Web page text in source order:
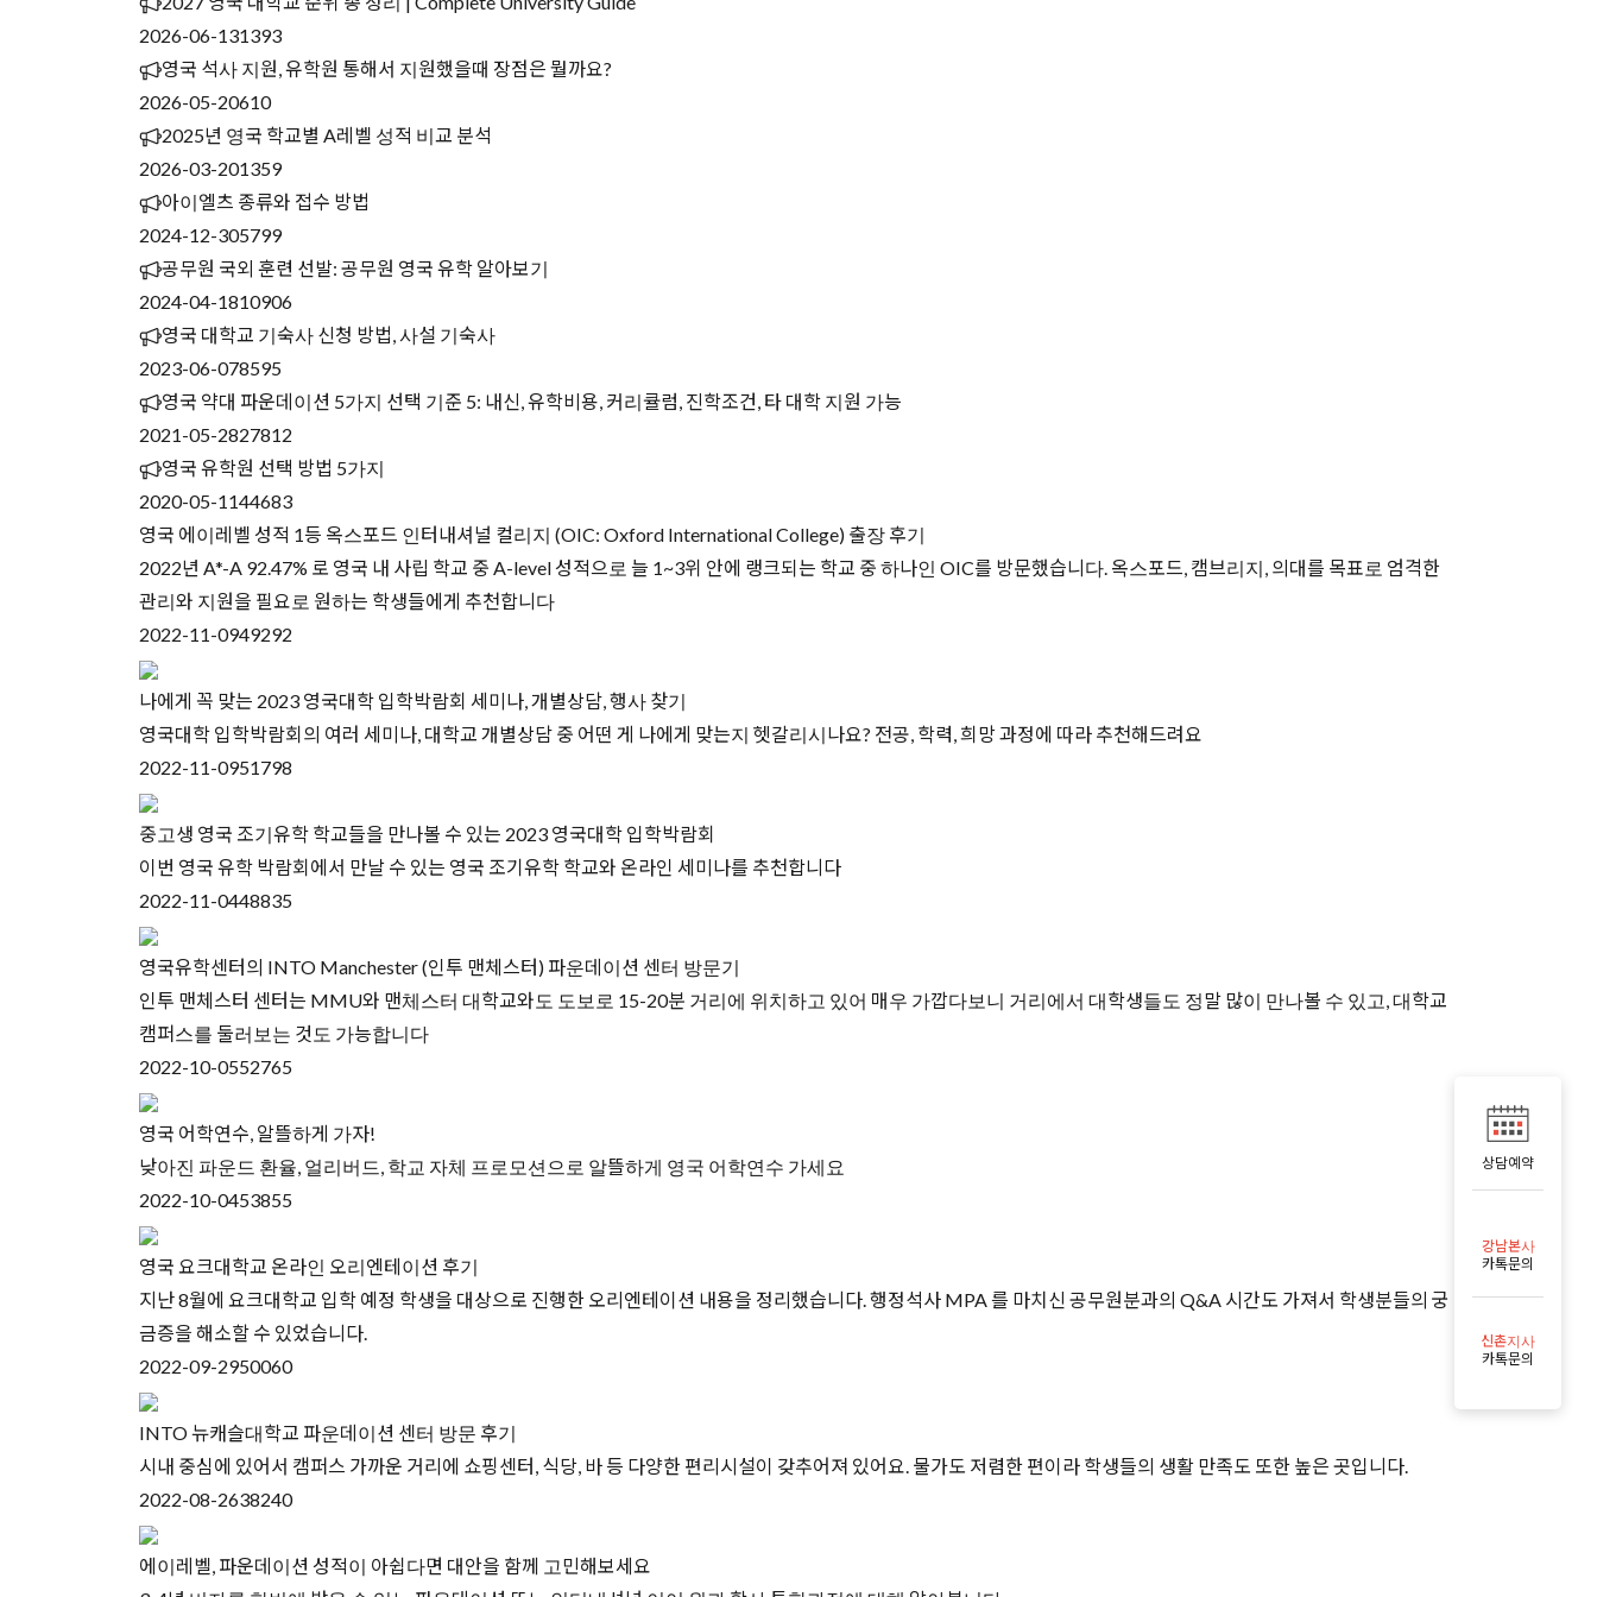
상담예약
강남본사
카톡문의
신촌지사
카톡문의
2026-06-131393
영국 석사 지원, 유학원 통해서 지원했을때 장점은 뭘까요?
2026-05-20610
2025년 영국 학교별 A레벨 성적 비교 분석
2026-03-201359
아이엘츠 종류와 접수 방법
2024-12-305799
공무원 국외 훈련 선발: 공무원 영국 유학 알아보기
2024-04-1810906
영국 대학교 기숙사 신청 방법, 사설 기숙사
2023-06-078595
영국 약대 파운데이션 5가지 선택 기준 5: 내신, 유학비용, 커리큘럼, 진학조건, 타 대학 지원 가능
2021-05-2827812
영국 유학원 선택 방법 5가지
2020-05-1144683
영국 에이레벨 성적 1등 옥스포드 인터내셔널 컬리지 (OIC: Oxford International College) 출장 후기
2022년 A*-A 92.47% 로 영국 내 사립 학교 중 A-level 성적으로 늘 1~3위 안에 랭크되는 학교 중 하나인 OIC를 방문했습니다. 옥스포드, 캠브리지, 의대를 목표로 엄격한
관리와 지원을 필요로 원하는 학생들에게 추천합니다
2022-11-0949292
나에게 꼭 맞는 2023 영국대학 입학박람회 세미나, 개별상담, 행사 찾기
영국대학 입학박람회의 여러 세미나, 대학교 개별상담 중 어떤 게 나에게 맞는지 헷갈리시나요? 전공, 학력, 희망 과정에 따라 추천해드려요
2022-11-0951798
중고생 영국 조기유학 학교들을 만나볼 수 있는 2023 영국대학 입학박람회
이번 영국 유학 박람회에서 만날 수 있는 영국 조기유학 학교와 온라인 세미나를 추천합니다
2022-11-0448835
영국유학센터의 INTO Manchester (인투 맨체스터) 파운데이션 센터 방문기
인투 맨체스터 센터는 MMU와 맨체스터 대학교와도 도보로 15-20분 거리에 위치하고 있어 매우 가깝다보니 거리에서 대학생들도 정말 많이 만나볼 수 있고, 대학교
캠퍼스를 둘러보는 것도 가능합니다
2022-10-0552765
영국 어학연수, 알뜰하게 가자!
낮아진 파운드 환율, 얼리버드, 학교 자체 프로모션으로 알뜰하게 영국 어학연수 가세요
2022-10-0453855
영국 요크대학교 온라인 오리엔테이션 후기
지난 8월에 요크대학교 입학 예정 학생을 대상으로 진행한 오리엔테이션 내용을 정리했습니다. 행정석사 MPA 를 마치신 공무원분과의 Q&A 시간도 가져서 학생분들의 궁
금증을 해소할 수 있었습니다.
2022-09-2950060
INTO 뉴캐슬대학교 파운데이션 센터 방문 후기
시내 중심에 있어서 캠퍼스 가까운 거리에 쇼핑센터, 식당, 바 등 다양한 편리시설이 갖추어져 있어요. 물가도 저렴한 편이라 학생들의 생활 만족도 또한 높은 곳입니다.
2022-08-2638240
에이레벨, 파운데이션 성적이 아쉽다면 대안을 함께 고민해보세요